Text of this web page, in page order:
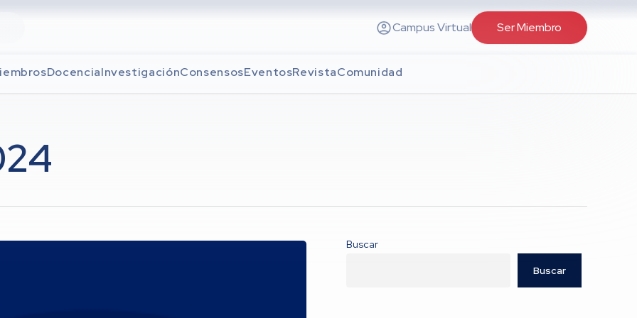
Campus Virtual Ser Miembro
DocenciaInvestigaciónConsensosEventosRevistaComunidad
Buscar
Buscar